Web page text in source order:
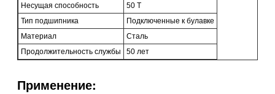
Несущая способность
50 Т
Тип подшипника
Подключенные к булавке
Материал
Сталь
Продолжительность службы
50 лет
Применение: